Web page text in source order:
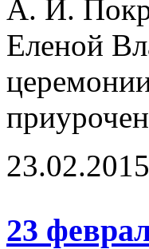
А. И.
Еленой
23.02.2015
23